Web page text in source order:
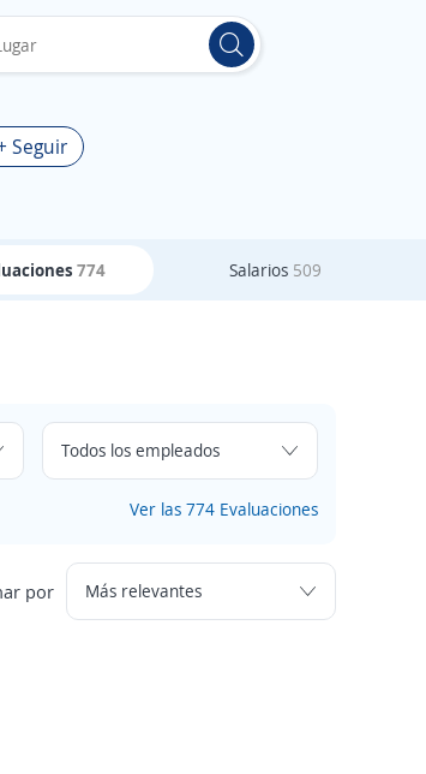
Seguir
774 Salarios 509
Ver las 774 Evaluaciones
por